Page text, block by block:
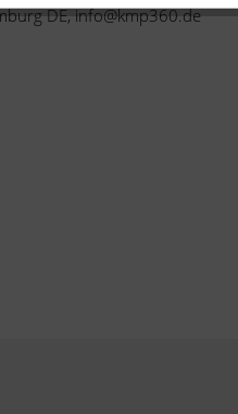
DE, info@kmp360.de